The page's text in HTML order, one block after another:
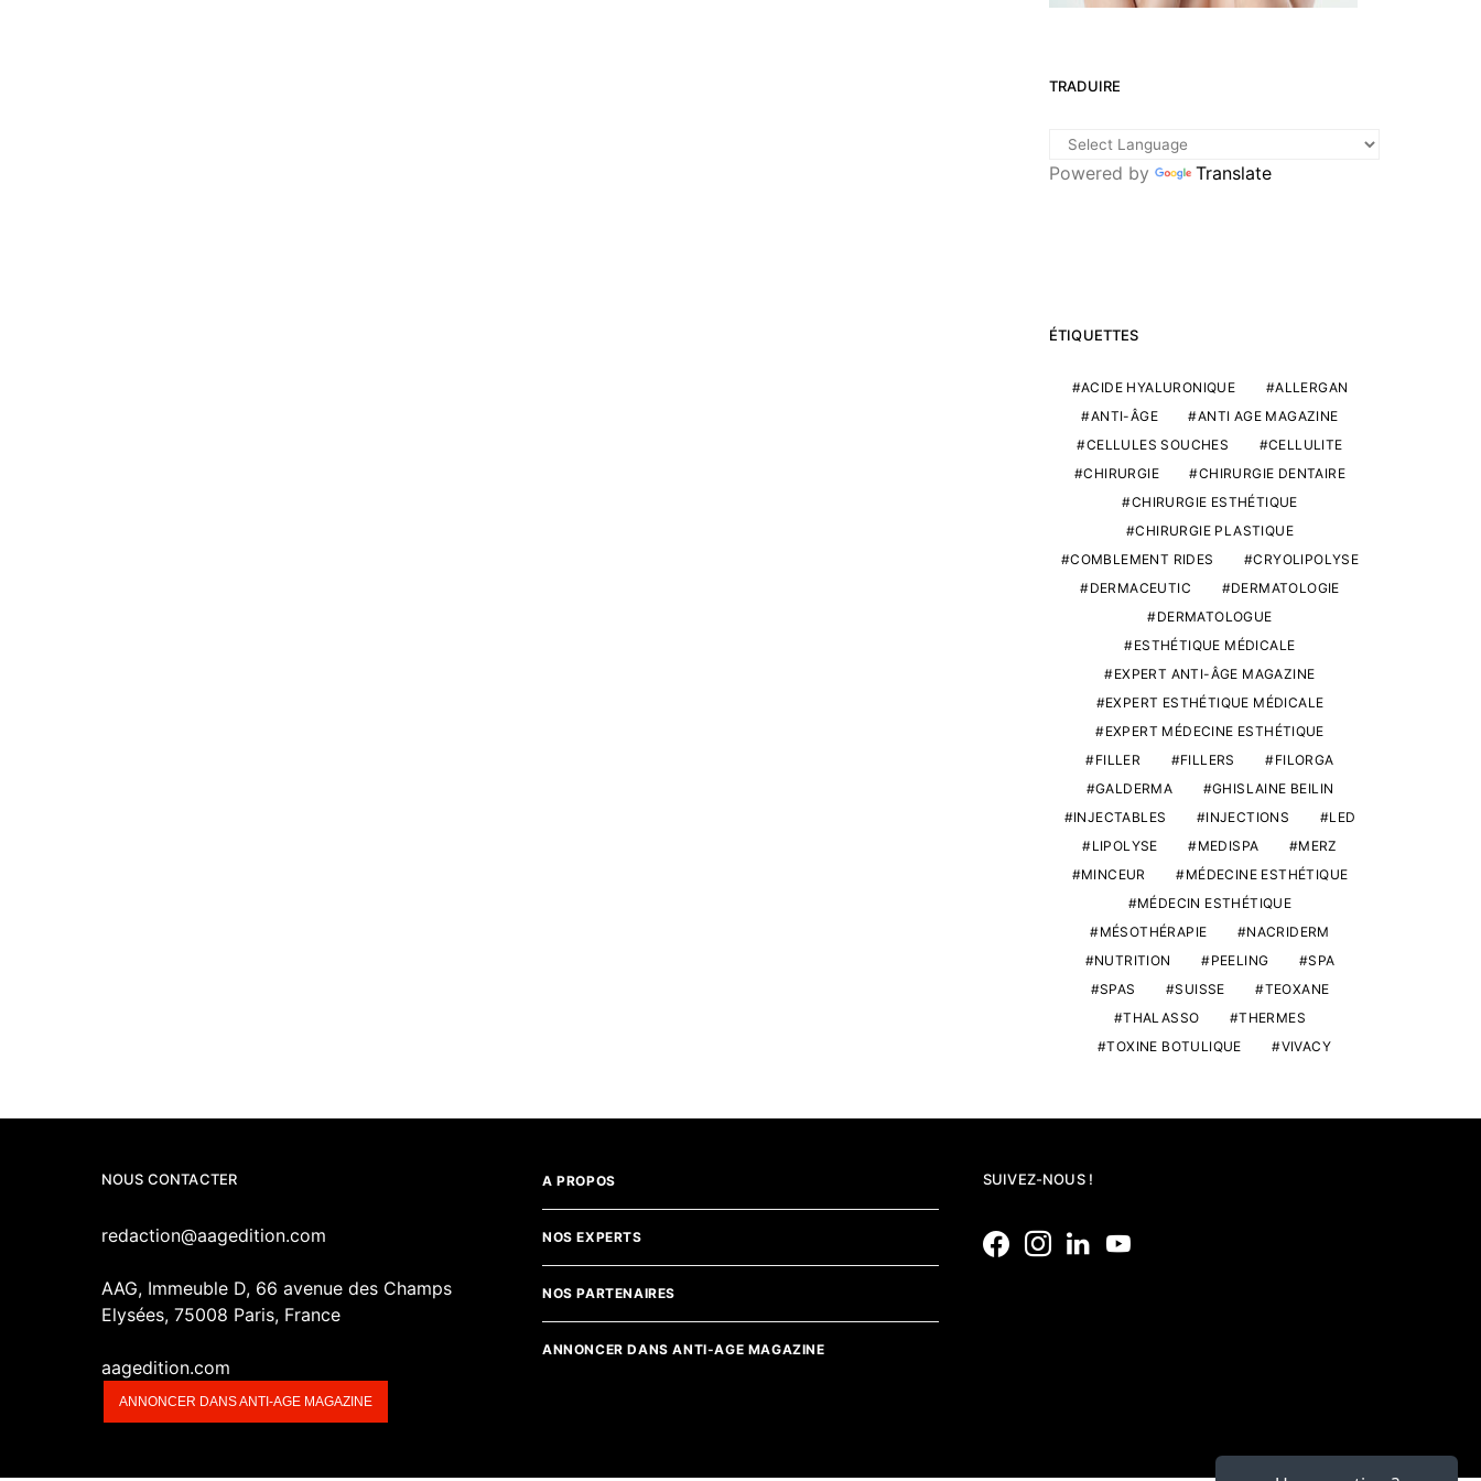
TRADUIRE
Powered by Translate
ÉTIQUETTES
ACIDE HYALURONIQUE
ALLERGAN
ANTI-ÂGE
ANTI AGE MAGAZINE
CELLULES SOUCHES
CELLULITE
CHIRURGIE
CHIRURGIE DENTAIRE
CHIRURGIE ESTHÉTIQUE
CHIRURGIE PLASTIQUE
COMBLEMENT RIDES
CRYOLIPOLYSE
DERMACEUTIC
DERMATOLOGIE
DERMATOLOGUE
ESTHÉTIQUE MÉDICALE
EXPERT ANTI-ÂGE MAGAZINE
EXPERT ESTHÉTIQUE MÉDICALE
EXPERT MÉDECINE ESTHÉTIQUE
FILLER
FILLERS
FILORGA
GALDERMA
GHISLAINE BEILIN
INJECTABLES
INJECTIONS
LED
LIPOLYSE
MEDISPA
MERZ
MINCEUR
MÉDECINE ESTHÉTIQUE
MÉDECIN ESTHÉTIQUE
MÉSOTHÉRAPIE
NACRIDERM
NUTRITION
PEELING
SPA
SPAS
SUISSE
TEOXANE
THALASSO
THERMES
TOXINE BOTULIQUE
VIVACY
NOUS CONTACTER
redaction@aagedition.com
AAG, Immeuble D, 66 avenue des Champs
Elysées, 75008 Paris, France
aagedition.com
ANNONCER DANS ANTI-AGE MAGAZINE
A PROPOS
NOS EXPERTS
NOS PARTENAIRES
ANNONCER DANS ANTI-AGE MAGAZINE
SUIVEZ-NOUS !